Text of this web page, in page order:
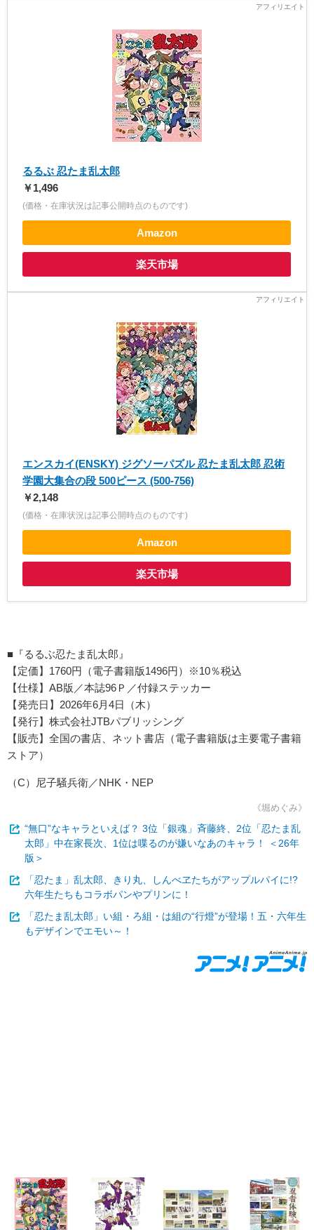
るるぶ 忍たま乱太郎
￥1,496
(価格・在庫状況は記事公開時点のものです)
Amazon
楽天市場
エンスカイ(ENSKY) ジグソーパズル 忍たま乱太郎 忍術
学園大集合の段 500ピース (500-756)
￥2,148
(価格・在庫状況は記事公開時点のものです)
Amazon
楽天市場
■『るるぶ忍たま乱太郎』
【定価】1760円（電子書籍版1496円）※10％税込
【仕様】AB版／本誌96Ｐ／付録ステッカー
【発売日】2026年6月4日（木）
【発行】株式会社JTBパブリッシング
【販売】全国の書店、ネット書店（電子書籍版は主要電子書籍
ストア）
（C）尼子騒兵衛／NHK・NEP
《堀めぐみ》
“無口”なキャラといえば？ 3位「銀魂」斉藤終、2位「忍たま乱
太郎」中在家長次、1位は喋るのが嫌いなあのキャラ！ ＜26年
版＞
「忍たま」乱太郎、きり丸、しんべヱたちがアップルパイに!?
六年生たちもコラボパンやプリンに！
「忍たま乱太郎」い組・ろ組・は組の“行燈”が登場！五・六年生
もデザインでエモい～！